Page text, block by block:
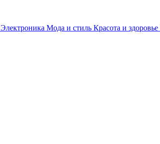
Электроника Мода и стиль Красота и здоровье